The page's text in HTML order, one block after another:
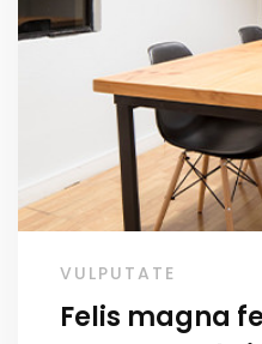
VULPUTATE
Felis magna